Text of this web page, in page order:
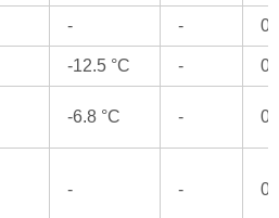
- - 0
-12.5 °C - 0
-6.8 °C - 0
- - 0